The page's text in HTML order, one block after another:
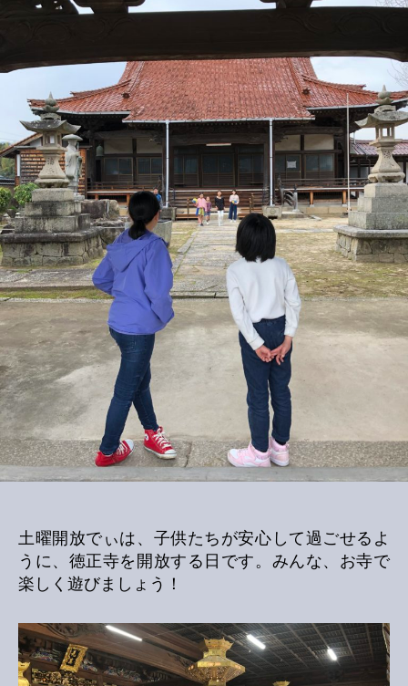
へ！
開
放
で
ぃ
へ
土曜開放でぃは、子供たちが安心して過ごせるよ
うに、徳正寺を開放する日です。みんな、お寺で
楽しく遊びましょう！